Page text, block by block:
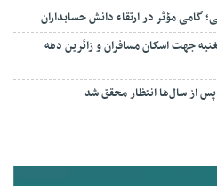
گامی مؤثر در ارتقاء دانش حسابداران
جهت اسکان مسافران و زائرین دهه
پس از سال‌ها انتظار محقق شد